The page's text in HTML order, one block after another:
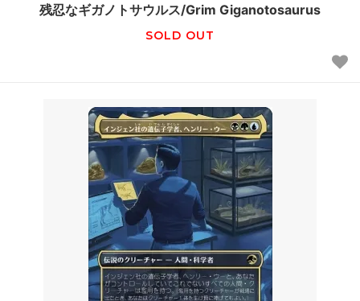
残忍なギガノトサウルス/Grim Giganotosaurus
SOLD OUT